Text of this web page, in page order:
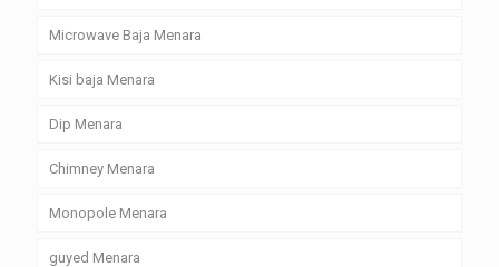
Microwave Baja Menara
Kisi baja Menara
Dip Menara
Chimney Menara
Monopole Menara
guyed Menara